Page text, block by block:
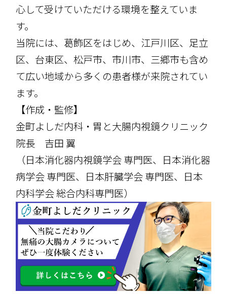
心して受けていただける環境を整えていま
す。
当院には、葛飾区をはじめ、江戸川区、足立
区、台東区、松戸市、市川市、三郷市も含め
て広い地域から多くの患者様が来院されてい
ます。
【作成・監修】
金町よしだ内科・胃と大腸内視鏡クリニック
院長 吉田 翼
（日本消化器内視鏡学会 専門医、日本消化器
病学会 専門医、日本肝臓学会 専門医、日本
内科学会 総合内科専門医）